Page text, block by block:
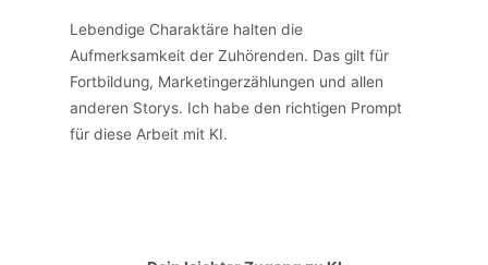
Lebendige Charaktäre halten die
Aufmerksamkeit der Zuhörenden. Das gilt für
Fortbildung, Marketingerzählungen und allen
anderen Storys. Ich habe den richtigen Prompt
für diese Arbeit mit KI.